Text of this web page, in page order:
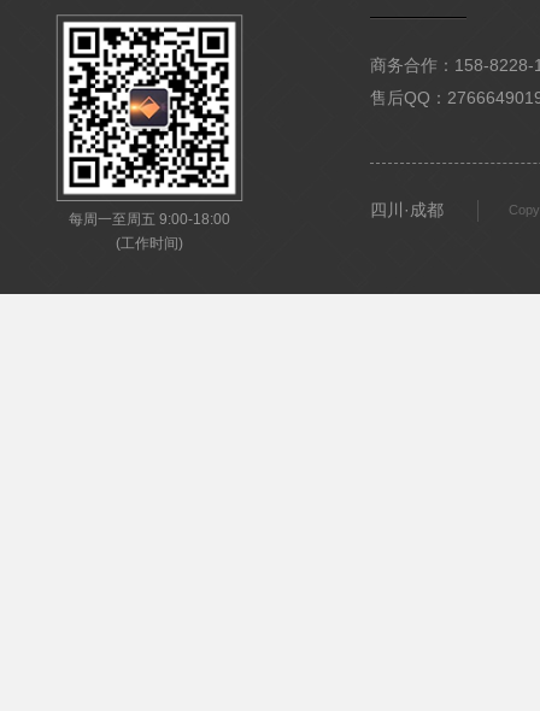
每周一至周五 9:00-18:00
(工作时间)
商务合作：158-
售后QQ：
四川·成都